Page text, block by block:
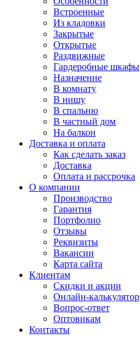
Встроенные
Из кладовки
Закрытые
Открытые
Раздвижные
Гардеробные шкафы
Назначение
В комнату
В нишу
В спальню
В частный дом
На балкон
Доставка и оплата
Как сделать заказ
Доставка
Оплата и рассрочка
О компании
Производство
Гарантия
Портфолио
Отзывы
Реквизиты
Вакансии
Карта сайта
Клиентам
Скидки и акции
Онлайн-калькулятор
Вопрос-ответ
Оптовикам
Контакты